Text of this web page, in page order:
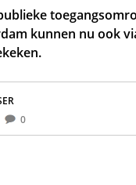
kunnen nu ook
0